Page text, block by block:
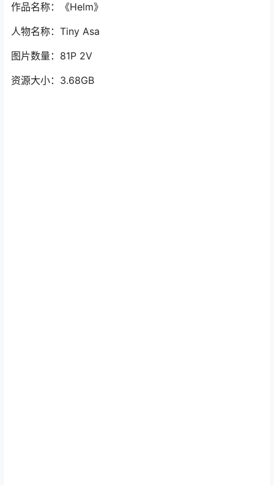
作品名称：《Helm》
人物名称：Tiny Asa
图片数量：81P 2V
资源大小：3.68GB